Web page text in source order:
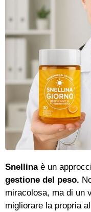
Snellinaè un
gestione del peso.
miracolosa, ma di un
migliorare la propria